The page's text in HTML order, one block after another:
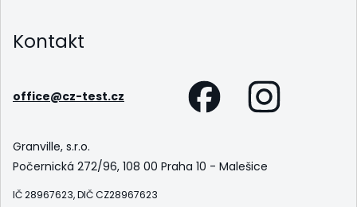
Kontakt
office@cz-test.cz
Granville, s.r.o.
Počernická 272/96, 108 00 Praha 10 - Malešice
IČ 28967623, DIČ CZ28967623